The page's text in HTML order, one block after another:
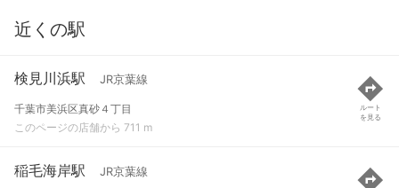
近くの駅
検見川浜駅 JR京葉線
千葉市美浜区真砂４丁目
このページの店舗から 711 m
ルート
を見る
稲毛海岸駅 JR京葉線